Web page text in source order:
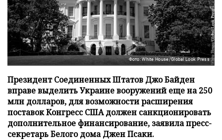
Фото: White House/Global Look Press
Президент Соединенных Штатов Джо Байден
вправе выделить Украине вооружений еще на 250
млн долларов, для возможности расширения
поставок Конгресс США должен санкционировать
дополнительное финансирование, заявила пресс-
секретарь Белого дома Джен Псаки.